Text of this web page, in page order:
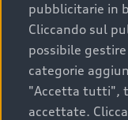
Scegliere un’auto
convenienza,
acquisto sicuro, è
determinanti come
marchio. Audi offre
pubblicitarie in
Cliccando sul
possibile
categorie
"Accetta tutti",
accettate.